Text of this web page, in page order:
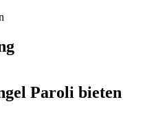
Paroli bieten